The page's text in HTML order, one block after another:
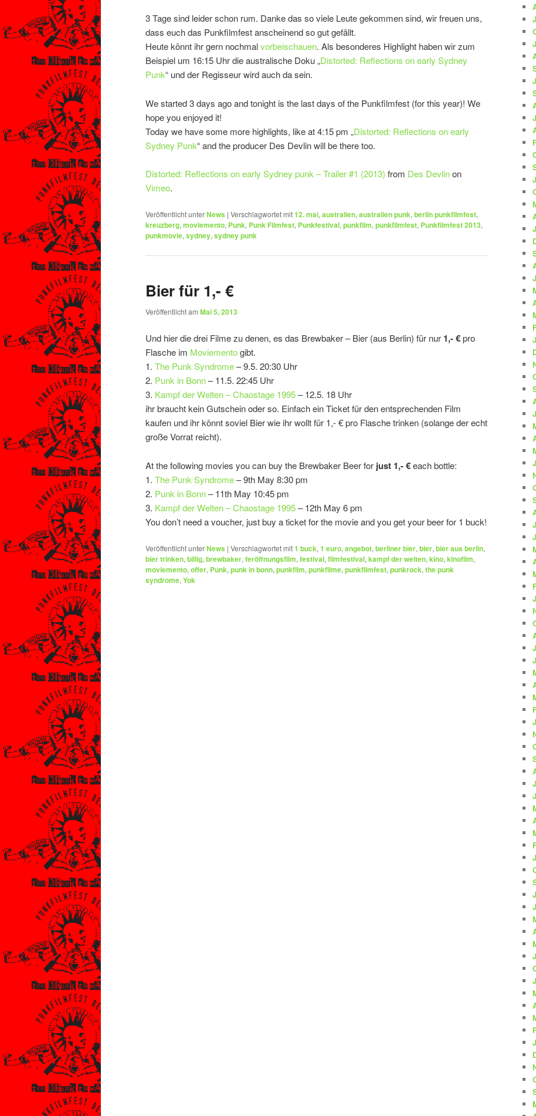
3 Tage sind leider schon rum. Danke das so viele Leute gekommen sind, wir freuen uns,
dass euch das Punkfilmfest anscheinend so gut gefällt.
Heute könnt ihr gern nochmalvorbeischauen. Als besonderes Highlight haben wir zum
Beispiel um 16:15 Uhr die australische Doku „Distorted: Reflections on early Sydney
Punk“ und der Regisseur wird auch da sein.
We started 3 days ago and tonight is the last days of the Punkfilmfest (for this year)! We
hope you enjoyed it!
Today we have some more highlights, like at 4:15 pm „Distorted: Reflections on early
Sydney Punk“ and the producer Des Devlin will be there too.
Distorted: Reflections on early Sydney punk – Trailer #1 (2013) from Des Devlinon
Vimeo.
Veröffentlicht unterNews | Verschlagwortet mit12. mai, australien, australien punk, berlin punkfilmfest,
kreuzberg, moviemento, Punk, Punk Filmfest, Punkfestival, punkfilm, punkfilmfest, Punkfilmfest 2013,
punkmovie, sydney, sydney punk
Bier für 1,- €
Veröffentlicht am Mai 5, 2013
Und hier die drei Filme zu denen, es das Brewbaker – Bier (aus Berlin) für nur 1,- €pro
Flasche im Moviementogibt.
1. The Punk Syndrome– 9.5. 20:30 Uhr
2. Punk in Bonn– 11.5. 22:45 Uhr
3. Kampf der Welten – Chaostage 1995– 12.5. 18 Uhr
ihr braucht kein Gutschein oder so. Einfach ein Ticket für den entsprechenden Film
kaufen und ihr könnt soviel Bier wie ihr wollt für 1,- € pro Flasche trinken (solange der echt
große Vorrat reicht).
At the following movies you can buy the Brewbaker Beer for just 1,- €each bottle:
1. The Punk Syndrome– 9th May 8:30 pm
2. Punk in Bonn– 11th May 10:45 pm
3. Kampf der Welten – Chaostage 1995– 12th May 6 pm
You don’t need a voucher, just buy a ticket for the movie and you get your beer for 1 buck!
Veröffentlicht unterNews | Verschlagwortet mit1 buck, 1 euro, angebot, berliner bier, bier, bier aus berlin,
bier trinken, billig, brewbaker, feröffnungsfilm, festival, filmfestival, kampf der welten, kino, kinofilm,
moviemento, offer, Punk, punk in bonn, punkfilm, punkfilme, punkfilmfest, punkrock, the punk
syndrome, Yok